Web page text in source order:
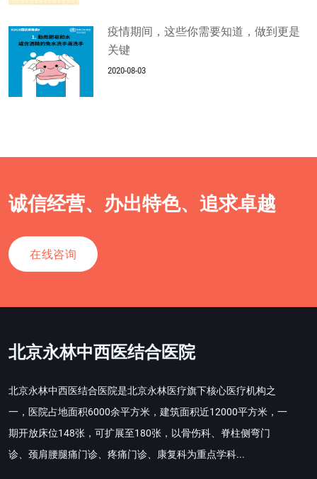
疫情期间，这些你需要知道，做到更是
关键
2020-08-03
诚信经营、办出特色、追求卓越
在线咨询
北京永林中西医结合医院
北京永林中西医结合医院是北京永林医疗旗下核心医疗机构之
一，医院占地面积6000余平方米，建筑面积近12000平方米，一
期开放床位148张，可扩展至180张，以骨伤科、脊柱侧弯门
诊、颈肩腰腿痛门诊、疼痛门诊、康复科为重点学科...